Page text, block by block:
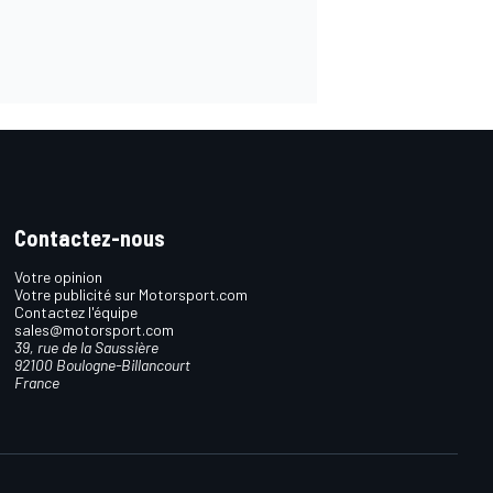
Contactez-nous
Votre opinion
Votre publicité sur Motorsport.com
Contactez l'équipe
sales@motorsport.com
39, rue de la Saussière
92100 Boulogne-Billancourt
France